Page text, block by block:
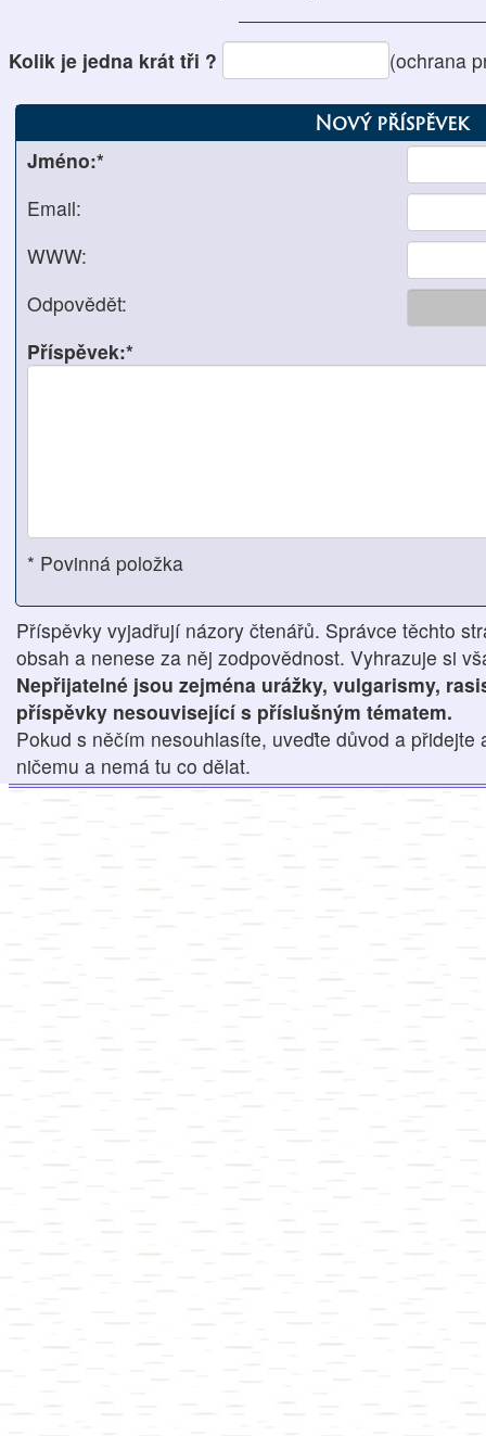
Kolik je jedna krát tři ? (ochrana
Nový příspěvek
Jméno:*
Email:
WWW:
Odpovědět:
Příspěvek:*
* Povinná položka
Příspěvky vyjadřují názory čtenářů. Správce těchto
obsah a nenese za něj zodpovědnost. Vyhrazuje si
Nepřijatelné jsou zejména urážky, vulgarismy,
příspěvky nesouvisející s příslušným tématem.
Pokud s něčím nesouhlasíte, uveďte důvod a přidejte
ničemu a nemá tu co dělat.